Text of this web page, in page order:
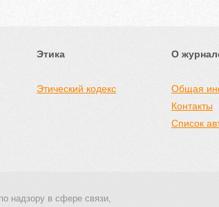
Этика
Этический кодекс
О
Общая
Контакты
Список
надзору в сфере связи,